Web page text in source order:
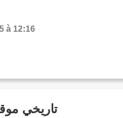
à 12:16
تاريخي